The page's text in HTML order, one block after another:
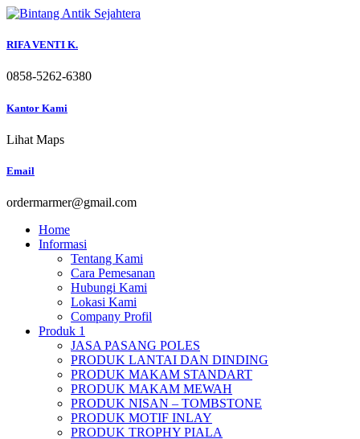
Skip
content
RIFA VENTI K.
0858-5262-6380
Kantor Kami
Lihat Maps
Email
ordermarmer@gmail.com
Home
Informasi
Tentang Kami
Cara Pemesanan
Hubungi Kami
Lokasi Kami
Company Profil
Produk 1
JASA PASANG POLES
PRODUK LANTAI DAN DINDING
PRODUK MAKAM STANDART
PRODUK MAKAM MEWAH
PRODUK NISAN – TOMBSTONE
PRODUK MOTIF INLAY
PRODUK TROPHY PIALA